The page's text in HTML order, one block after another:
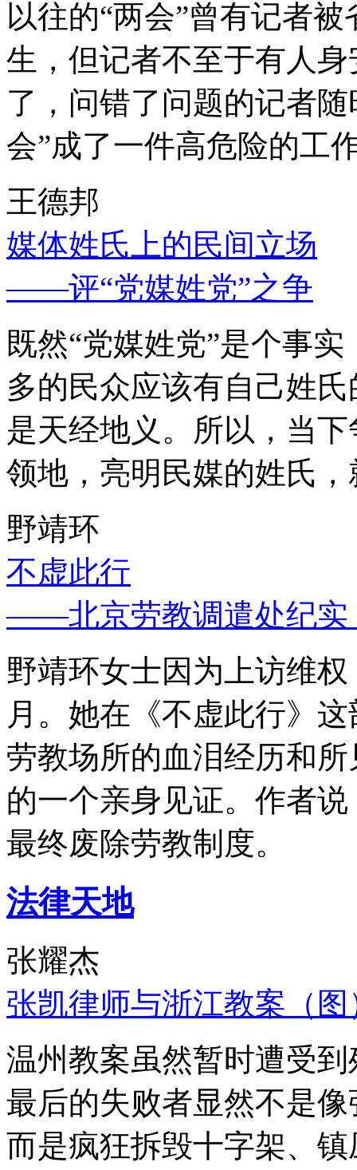
以往的“两会”曾有记者
生，但记者不至于有人
了，问错了问题的记者
会”成了一件高危险的工
王德邦
媒体姓氏上的民间立场
——评“党媒姓党”之争
既然“党媒姓党”是个事
多的民众应该有自己姓
是天经地义。所以，当
领地，亮明民媒的姓氏
野靖环
不虚此行
——北京劳教调遣处纪实
野靖环女士因为上访维
月。她在《不虚此行》
劳教场所的血泪经历和
的一个亲身见证。作者
最终废除劳教制度。
法律天地
张耀杰
张凯律师与浙江教案（图
温州教案虽然暂时遭受
最后的失败者显然不是
而是疯狂拆毁十字架、